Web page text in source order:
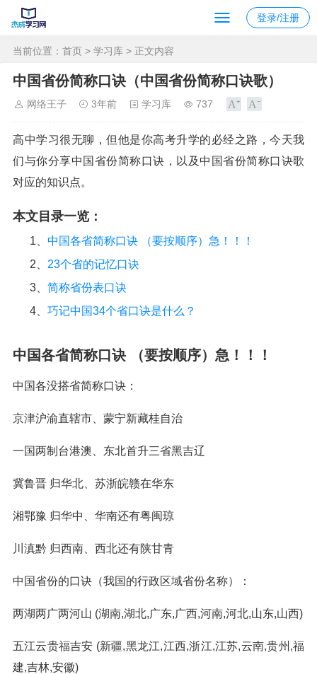
登录/注册
当前位置： 首页 > 学习库 > 正文内容
中国省份简称口诀（中国省份简称口诀歌）
网络王子 3年前 学习库 737
高中学习很无聊，但他是你高考升学的必经之路，今天我
们与你分享中国省份简称口诀，以及中国省份简称口诀歌
对应的知识点。
本文目录一览：
1、 中国各省简称口诀 （要按顺序）急！！！
2、 23个省的记忆口诀
3、 简称省份表口诀
4、 巧记中国34个省口诀是什么？
中国各省简称口诀 （要按顺序）急！！！
中国各没搭省简称口诀：
京津沪渝直辖市、蒙宁新藏桂自治
一国两制台港澳、东北首升三省黑吉辽
冀鲁晋 归华北、苏浙皖赣在华东
湘鄂豫 归华中、华南还有粤闽琼
川滇黔 归西南、西北还有陕甘青
中国省份的口诀（我国的行政区域省份名称）：
两湖两广两河山 (湖南,湖北,广东,广西,河南,河北,山东,山西)
五江云贵福吉安 (新疆,黑龙江,江西,浙江,江苏,云南,贵州,福
建,吉林,安徽)